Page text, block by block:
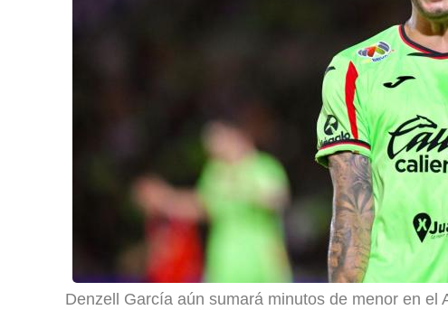
Denzell García aún sumará minutos de menor en el